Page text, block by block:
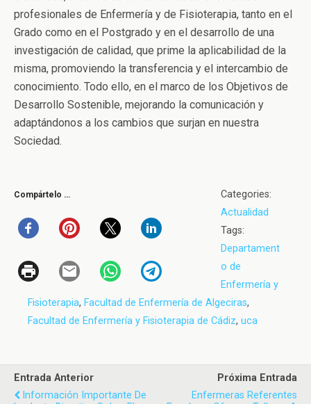
profesionales de Enfermería y de Fisioterapia, tanto en el
Grado como en el Postgrado y en el desarrollo de una
investigación de calidad, que prime la aplicabilidad de la
misma, promoviendo la transferencia y el intercambio de
conocimiento. Todo ello, en el marco de los Objetivos de
Desarrollo Sostenible, mejorando la comunicación y
adaptándonos a los cambios que surjan en nuestra
Sociedad.
Compártelo …
Categories:
Actualidad
Tags:
Departament
o de
Enfermería y
Fisioterapia, Facultad de Enfermería de Algeciras,
Facultad de Enfermería y Fisioterapia de Cádiz, uca
Entrada Anterior
Información Importante De
Próxima Entrada
Enfermeras Referentes